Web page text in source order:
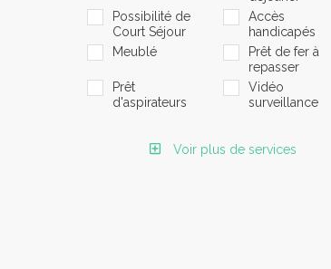
Possibilité de
Court Séjour
Accès
handicapés
Meublé
Prêt de fer à
repasser
Prêt
d'aspirateurs
Vidéo
surveillance
Voir plus de services